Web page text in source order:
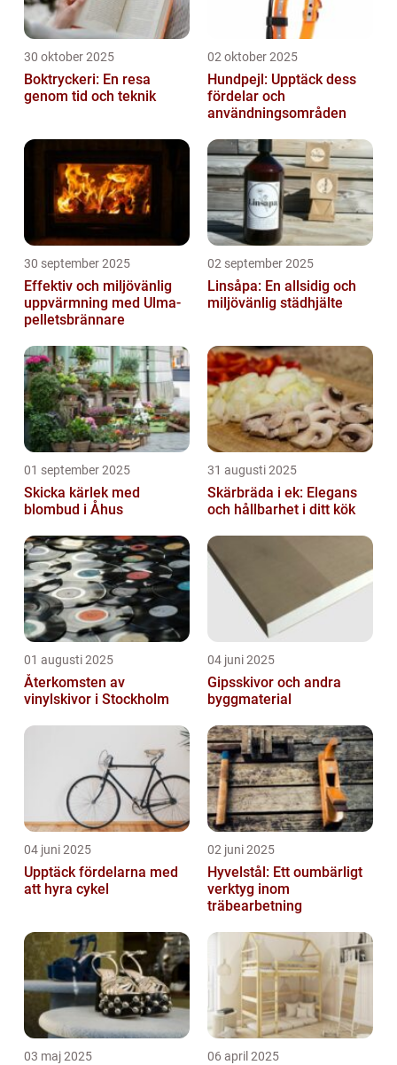
30 oktober 2025
Boktryckeri: En resa
genom tid och teknik
02 oktober 2025
Hundpejl: Upptäck dess
fördelar och
användningsområden
30 september 2025
Effektiv och miljövänlig
uppvärmning med Ulma-
pelletsbrännare
02 september 2025
Linsåpa: En allsidig och
miljövänlig städhjälte
01 september 2025
Skicka kärlek med
blombud i Åhus
31 augusti 2025
Skärbräda i ek: Elegans
och hållbarhet i ditt kök
01 augusti 2025
Återkomsten av
vinylskivor i Stockholm
04 juni 2025
Gipsskivor och andra
byggmaterial
04 juni 2025
Upptäck fördelarna med
att hyra cykel
02 juni 2025
Hyvelstål: Ett oumbärligt
verktyg inom
träbearbetning
03 maj 2025 06 april 2025